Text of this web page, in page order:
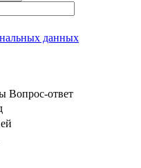
данных
Вопрос-ответ